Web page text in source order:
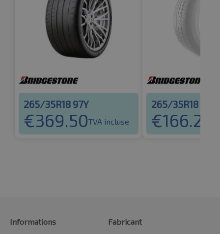
265/35R18 97Y
€369.50TVA incluse
265/35R18 97Y
€166.27
Informations
Fabricant